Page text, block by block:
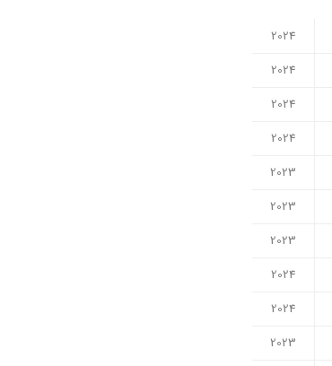
2024
2024
2024
2024
2023
2023
2023
2024
2024
2023